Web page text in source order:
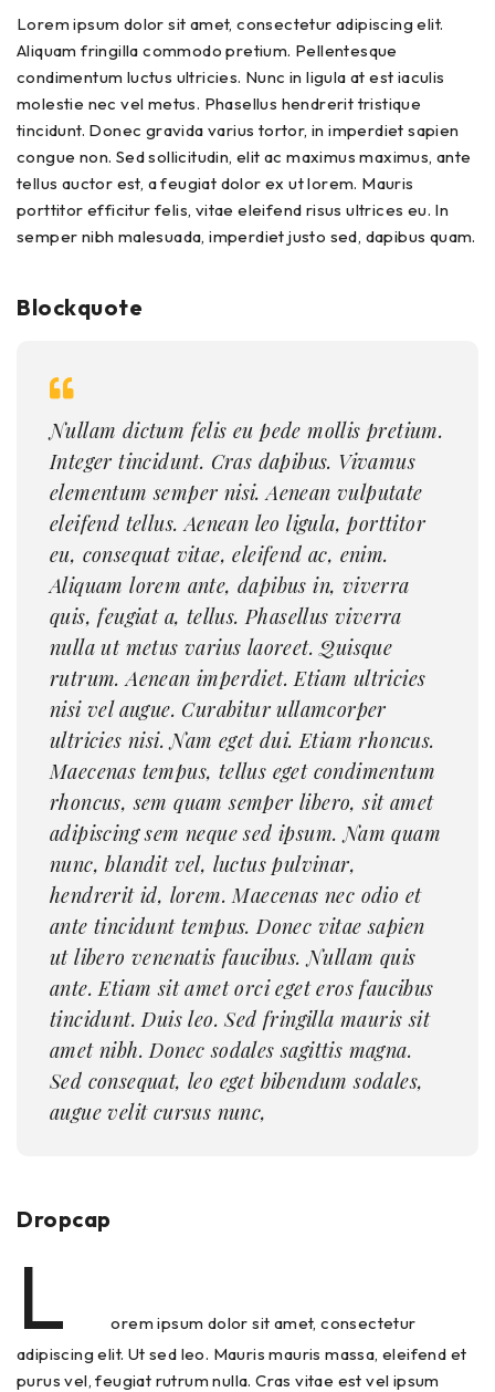
Lorem ipsum dolor sit amet, consectetur adipiscing elit.
Aliquam fringilla commodo pretium. Pellentesque
condimentum luctus ultricies. Nunc in ligula at est iaculis
molestie nec vel metus. Phasellus hendrerit tristique
tincidunt. Donec gravida varius tortor, in imperdiet sapien
congue non. Sed sollicitudin, elit ac maximus maximus, ante
tellus auctor est, a feugiat dolor ex ut lorem. Mauris
porttitor efficitur felis, vitae eleifend risus ultrices eu. In
semper nibh malesuada, imperdiet justo sed, dapibus quam.
Blockquote
Nullam dictum felis eu pede mollis pretium.
Integer tincidunt. Cras dapibus. Vivamus
elementum semper nisi. Aenean vulputate
eleifend tellus. Aenean leo ligula, porttitor
eu, consequat vitae, eleifend ac, enim.
Aliquam lorem ante, dapibus in, viverra
quis, feugiat a, tellus. Phasellus viverra
nulla ut metus varius laoreet. Quisque
rutrum. Aenean imperdiet. Etiam ultricies
nisi vel augue. Curabitur ullamcorper
ultricies nisi. Nam eget dui. Etiam rhoncus.
Maecenas tempus, tellus eget condimentum
rhoncus, sem quam semper libero, sit amet
adipiscing sem neque sed ipsum. Nam quam
nunc, blandit vel, luctus pulvinar,
hendrerit id, lorem. Maecenas nec odio et
ante tincidunt tempus. Donec vitae sapien
ut libero venenatis faucibus. Nullam quis
ante. Etiam sit amet orci eget eros faucibus
tincidunt. Duis leo. Sed fringilla mauris sit
amet nibh. Donec sodales sagittis magna.
Sed consequat, leo eget bibendum sodales,
augue velit cursus nunc,
Dropcap
L
orem ipsum dolor sit amet, consectetur
adipiscing elit. Ut sed leo. Mauris mauris massa, eleifend et
purus vel, feugiat rutrum nulla. Cras vitae est vel ipsum